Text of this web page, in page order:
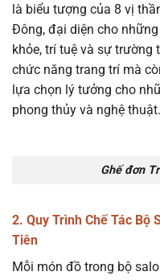
là biểu tượng của 8 vị
Đông, đại diện cho
khỏe, trí tuệ và sự trường
chức năng trang trí mà
lựa chọn lý tưởng cho
phong thủy và nghệ thuật.
Ghế đơn
2. Quy Trình Chế Tác Bộ
Tiên
Mỗi món đồ trong bộ